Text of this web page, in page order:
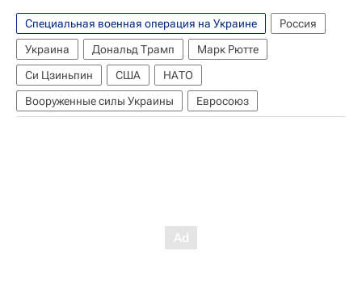
Специальная военная операция на Украине
Россия
Украина
Дональд Трамп
Марк Рютте
Си Цзиньпин
США
НАТО
Вооруженные силы Украины
Евросоюз